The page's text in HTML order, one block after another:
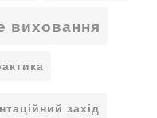
виховання
захід